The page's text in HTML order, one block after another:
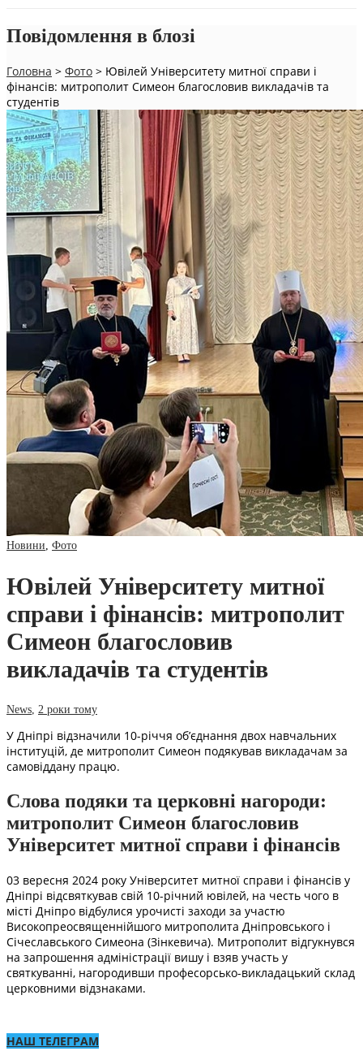
Повідомлення в блозі
Головна > Фото > Ювілей Університету митної справи і
фінансів: митрополит Симеон благословив викладачів та
студентів
Новини Фото
Ювілей Університету митної
справи і фінансів: митрополит
Симеон благословив
викладачів та студентів
News 2 роки тому
У Дніпрі відзначили 10-річчя об’єднання двох навчальних
інституцій, де митрополит Симеон подякував викладачам за
самовіддану працю.
Слова подяки та церковні нагороди:
митрополит Симеон благословив
Університет митної справи і фінансів
03 вересня 2024 року Університет митної справи і фінансів у
Дніпрі відсвяткував свій 10-річний ювілей, на честь чого в
місті Дніпро відбулися урочисті заходи за участю
Високопреосвященнійшого митрополита Дніпровського і
Січеславського Симеона (Зінкевича). Митрополит відгукнувся
на запрошення адміністрації вишу і взяв участь у
святкуванні, нагородивши професорсько-викладацький склад
церковними відзнаками.
НАШ ТЕЛЕГРАМ